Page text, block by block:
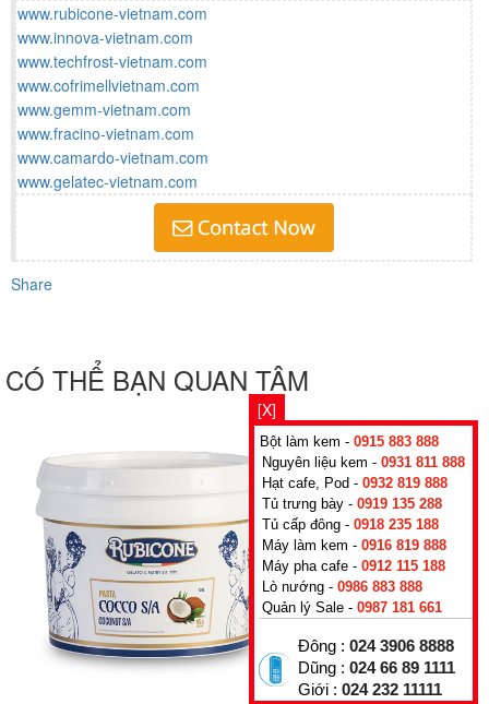
www.rubicone-vietnam.com
www.innova-vietnam.com
www.techfrost-vietnam.com
www.cofrimellvietnam.com
www.gemm-vietnam.com
www.fracino-vietnam.com
www.camardo-vietnam.com
www.gelatec-vietnam.com
Share
CÓ THỂ BẠN QUAN TÂM
[X]
Bột làm kem - 0915 883 888
Nguyên liệu kem - 0931 811 888
Hạt cafe, Pod - 0932 819 888
Tủ trưng bày - 0919 135 288
Tủ cấp đông - 0918 235 188
Máy làm kem - 0916 819 888
Máy pha cafe - 0912 115 188
Lò nướng - 0986 883 888
Quản lý Sale - 0987 181 661
Đông : 024 3906 8888
Dũng : 024 66 89 1111
Giới : 024 232 11111